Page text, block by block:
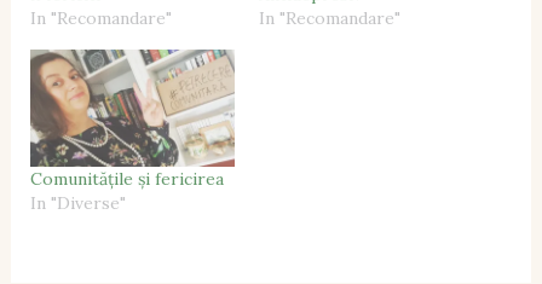
In "Recomandare"
In "Recomandare"
Comunitățile și fericirea
In "Diverse"